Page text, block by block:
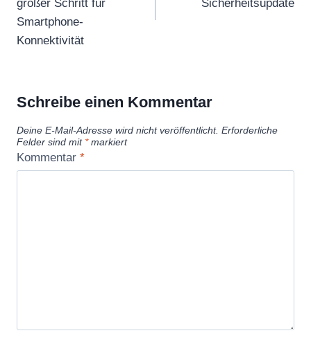
großer Schritt für
Smartphone-
Konnektivität
Sicherheitsupdate
Schreibe einen Kommentar
Deine E-Mail-Adresse wird nicht veröffentlicht. Erforderliche
Felder sind mit *markiert
Kommentar *